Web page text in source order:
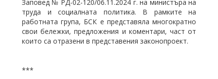
Заповед № РД-02-120/06.11.2024 г. на министъра на
труда и социалната политика. В рамките на
работната група, БСК е представяла многократно
свои бележки, предложения и коментари, част от
които са отразени в представения законопроект.
***